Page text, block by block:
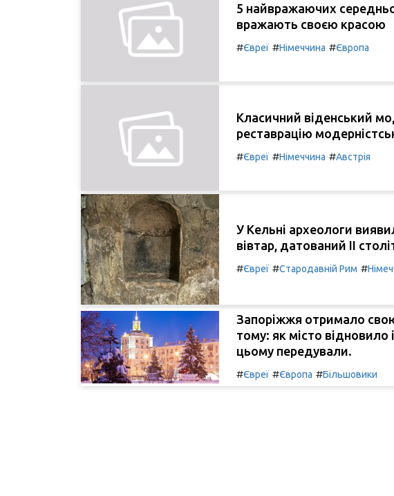
5 найвражаючих
вражають своєю красою
#Євреї #Німеччина #Європа
Класичний віденський
реставрацію
#Євреї #Німеччина #Австрія
У Кельні археологи
вівтар, датований II
#Євреї #Стародавній Рим #
Запоріжжя отримало
тому: як місто відновило
цьому передували.
#Євреї #Європа #Більшовики